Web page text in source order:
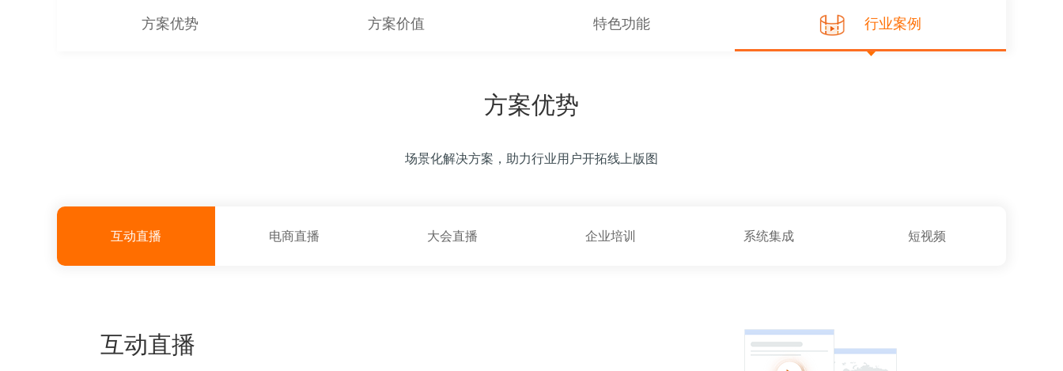
方案优势 方案价值 特色功能 行业案例
方案优势
场景化解决方案，助力行业用户开拓线上版图
互动直播 电商直播 大会直播 企业培训 系统集成 短视频
互动直播